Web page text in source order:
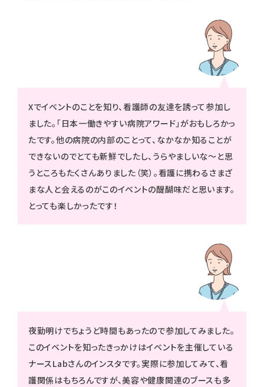
Xでイベントのことを知り、看護師の友達を誘って参加し
ました。「日本一働きやすい病院アワード」がおもしろかっ
たです。他の病院の内部のことって、なかなか知ることが
できないのでとても新鮮でしたし、うらやましいな～と思
うところもたくさんありました（笑）。看護に携わるさまざ
まな人と会えるのがこのイベントの醍醐味だと思います。
とっても楽しかったです！
夜勤明けでちょうど時間もあったので参加してみました。
このイベントを知ったきっかけはイベントを主催している
ナースLabさんのインスタです。実際に参加してみて、看
護関係はもちろんですが、美容や健康関連のブースも多